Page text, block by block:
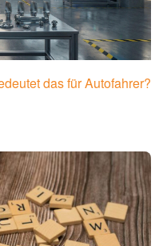
das für Autofahrer?